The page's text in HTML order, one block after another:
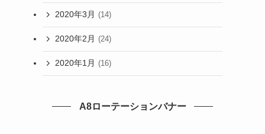
2020年3月 (14)
2020年2月 (24)
2020年1月 (16)
A8ローテーションバナー